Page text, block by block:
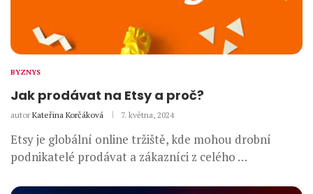
BYZNYS
Jak prodávat na Etsy a proč?
autor Kateřina Korčáková 7. května, 2024
Etsy je globální online tržiště, kde mohou drobní
podnikatelé prodávat a zákazníci z celého …